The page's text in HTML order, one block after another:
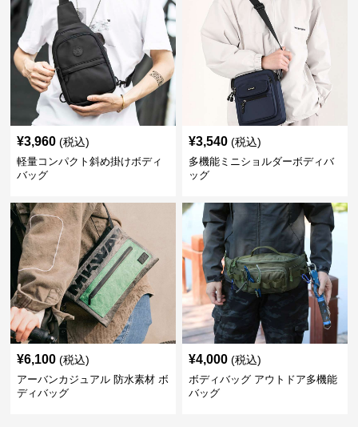
¥3,960 (税込)
軽量コンパクト斜め掛けボディ
バッグ
¥3,540 (税込)
多機能ミニショルダーボディバ
ッグ
¥6,100 (税込)
アーバンカジュアル 防水素材 ボ
ディバッグ
¥4,000 (税込)
ボディバッグ アウトドア多機能
バッグ